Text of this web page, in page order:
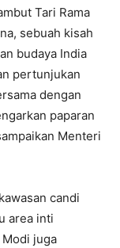
Tari Rama
sebuah kisah
budaya India
pertunjukan
dengan
paparan
Menteri
candi
area inti
Modi juga